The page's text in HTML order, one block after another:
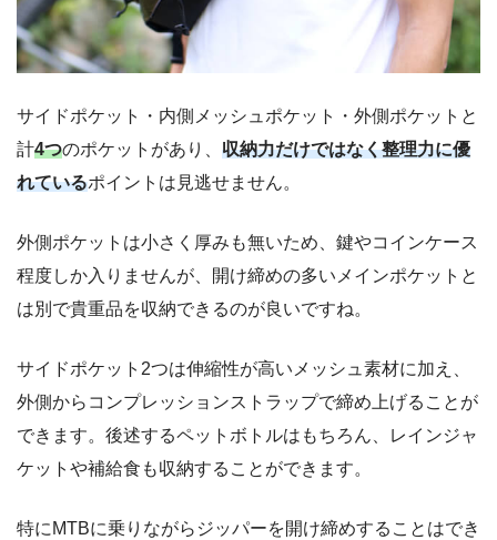
サイドポケット・内側メッシュポケット・外側ポケットと
計4つのポケットがあり、 収納力だけではなく整理力に優
れているポイントは見逃せません。
外側ポケットは小さく厚みも無いため、鍵やコインケース
程度しか入りませんが、開け締めの多いメインポケットと
は別で貴重品を収納できるのが良いですね。
サイドポケット2つは伸縮性が高いメッシュ素材に加え、
外側からコンプレッションストラップで締め上げることが
できます。後述するペットボトルはもちろん、レインジャ
ケットや補給食も収納することができます。
特にMTBに乗りながらジッパーを開け締めすることはでき